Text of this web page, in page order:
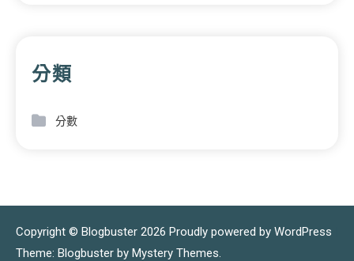
分類
分數
Copyright © Blogbuster 2026 Proudly powered by WordPress
Theme: Blogbuster by Mystery Themes.